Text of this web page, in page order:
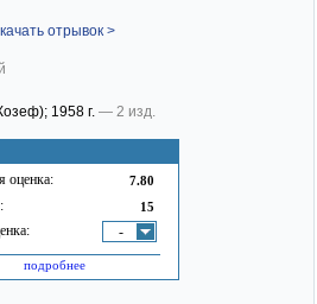
оценка: 7.80
15
-
подробнее
отрывок >
; 1958 г. — 2 изд.